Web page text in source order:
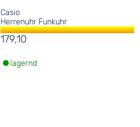
Casio
Herrenuhr Funkuhr
179,10
lagernd